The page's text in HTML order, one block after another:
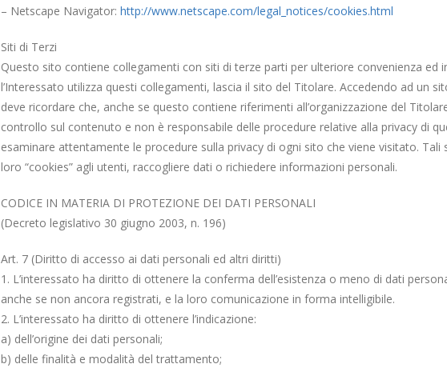
– Netscape Navigator: http://www.netscape.com/legal_notices/cookies.html
Siti di Terzi
Questo sito contiene collegamenti con siti di terze parti per ulteriore convenienza ed
l’Interessato utilizza questi collegamenti, lascia il sito del Titolare. Accedendo ad un
deve ricordare che, anche se questo contiene riferimenti all’organizzazione del
controllo sul contenuto e non è responsabile delle procedure relative alla privacy di
esaminare attentamente le procedure sulla privacy di ogni sito che viene visitato. Tali
loro “cookies” agli utenti, raccogliere dati o richiedere informazioni personali.
CODICE IN MATERIA DI PROTEZIONE DEI DATI PERSONALI
(Decreto legislativo 30 giugno 2003, n. 196)
Art. 7 (Diritto di accesso ai dati personali ed altri diritti)
1. L’interessato ha diritto di ottenere la conferma dell’esistenza o meno di dati
anche se non ancora registrati, e la loro comunicazione in forma intelligibile.
2. L’interessato ha diritto di ottenere l’indicazione:
a) dell’origine dei dati personali;
b) delle finalità e modalità del trattamento;